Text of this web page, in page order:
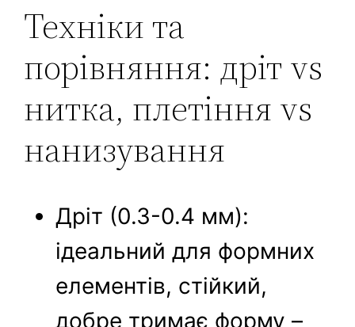
Техніки та
порівняння: дріт vs
нитка, плетіння vs
нанизування
Дріт (0.3-0.4 мм):
ідеальний для формних
елементів, стійкий,
добре тримає форму –